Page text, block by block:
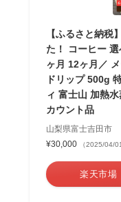
【ふるさと納税
た！ コーヒー
ヶ月 12ヶ月／
ドリップ 500g
ィ 富士山 加熱
カウント品
山梨県富士吉田市
¥30,000
（2025/04/
楽天市場